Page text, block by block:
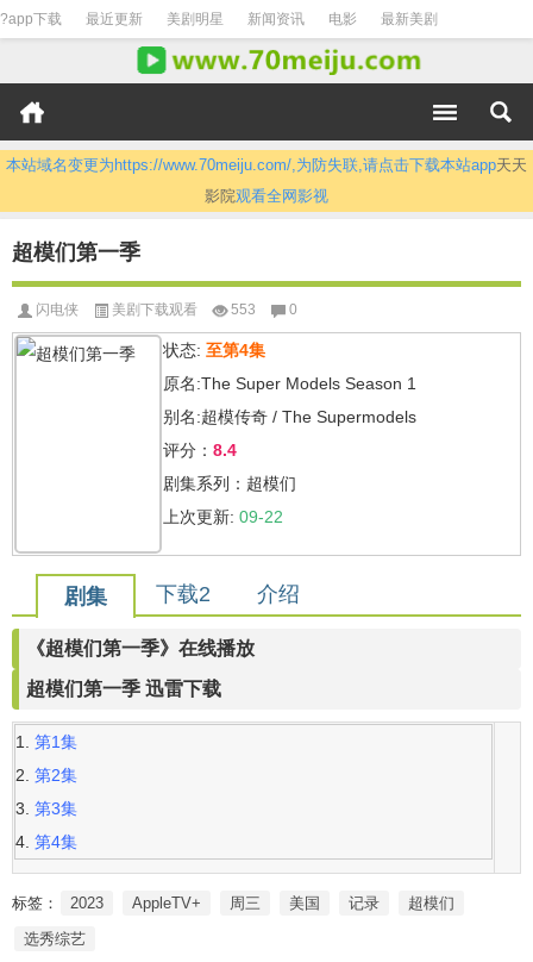
?app下载 最近更新 美剧明星 新闻资讯 电影 最新美剧
本站域名变更为https://www.70meiju.com/,为防失联,请点击下载本站app天天
影院观看全网影视
超模们第一季
闪电侠 美剧下载观看 553 0
状态: 至第4集
原名:The Super Models Season 1
别名:超模传奇 / The Supermodels
评分： 8.4
剧集系列：超模们
上次更新: 09-22
剧集 下载2 介绍
《超模们第一季》在线播放
超模们第一季 迅雷下载
第1集
第2集
第3集
第4集
标签： 2023 AppleTV+ 周三 美国 记录
超模们
选秀综艺